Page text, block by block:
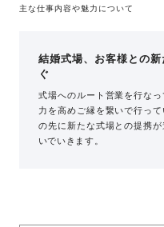
主な仕事内容や魅力について
結婚式場、お客様との
ぐ
式場へのルート営業を行な
力を高めご縁を繋いで行っ
の先に新たな式場との提携
いでいきます。